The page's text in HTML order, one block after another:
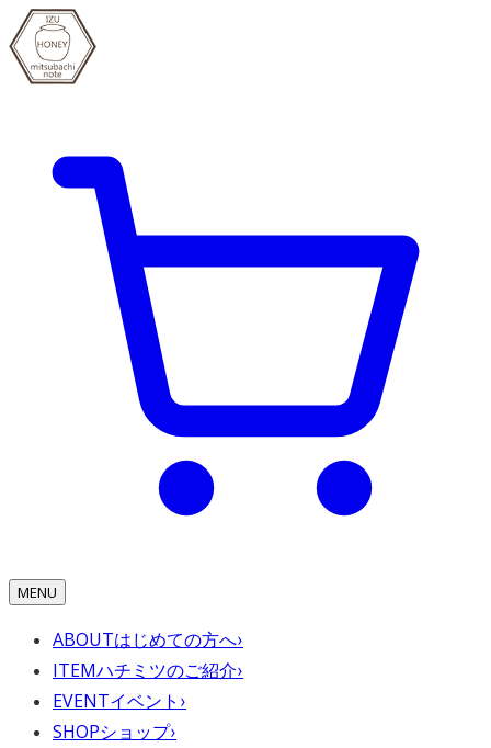
MENU
ABOUTはじめての方へ›
ITEMハチミツのご紹介›
EVENTイベント ›
SHOPショップ›